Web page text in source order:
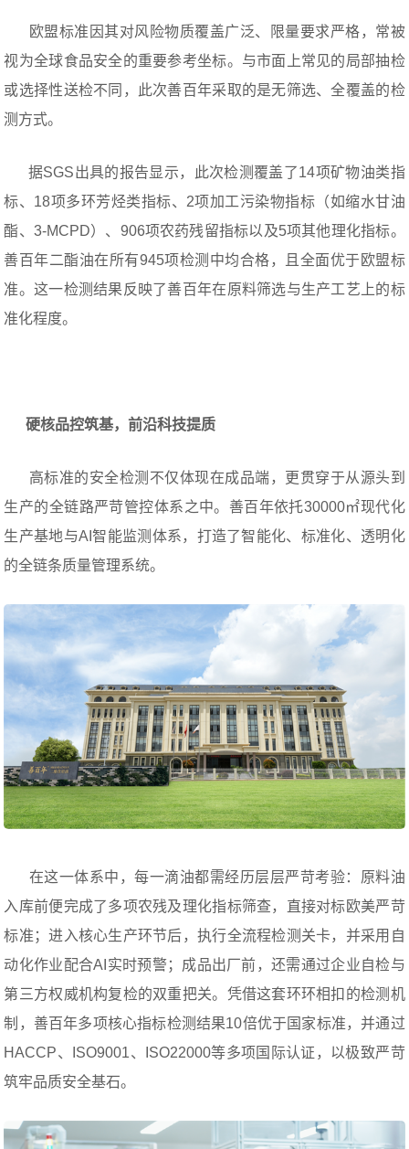
欧盟标准因其对风险物质覆盖广泛、限量要求严格，常被
视为全球食品安全的重要参考坐标。与市面上常见的局部抽检
或选择性送检不同，此次善百年采取的是无筛选、全覆盖的检
测方式。
据SGS出具的报告显示，此次检测覆盖了14项矿物油类指
标、18项多环芳烃类指标、2项加工污染物指标（如缩水甘油
酯、3-MCPD）、906项农药残留指标以及5项其他理化指标。
善百年二酯油在所有945项检测中均合格，且全面优于欧盟标
准。这一检测结果反映了善百年在原料筛选与生产工艺上的标
准化程度。
硬核品控筑基，前沿科技提质
高标准的安全检测不仅体现在成品端，更贯穿于从源头到
生产的全链路严苛管控体系之中。善百年依托30000㎡现代化
生产基地与AI智能监测体系，打造了智能化、标准化、透明化
的全链条质量管理系统。
在这一体系中，每一滴油都需经历层层严苛考验：原料油
入库前便完成了多项农残及理化指标筛查，直接对标欧美严苛
标准；进入核心生产环节后，执行全流程检测关卡，并采用自
动化作业配合AI实时预警；成品出厂前，还需通过企业自检与
第三方权威机构复检的双重把关。凭借这套环环相扣的检测机
制，善百年多项核心指标检测结果10倍优于国家标准，并通过
HACCP、ISO9001、ISO22000等多项国际认证，以极致严苛
筑牢品质安全基石。